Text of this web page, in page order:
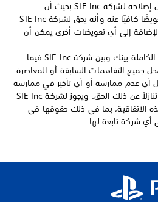
الاتفاقية سيسبب ضررًا لا يمكن إصلاحه لشركة SIE Inc بحيث أن
التعويضات المالية لن تكون تعويضًا كافيًا عنه وأنه يحق لشركة SIE Inc
إلى أي تعويضات أخرى يمكن أن
هذه الاتفاقية تشكل الاتفاقية الكاملة بينك وبين شركة SIE Inc فيما
جميع التفاهمات السابقة أو المعاصرة
أي عدم ممارسة أو أي تأخير في ممارسة
أي حق بموجب هذه الاتفاقية تنازلاً عن ذلك الحق. ويجوز لشركة SIE Inc
الاتفاقية، بما في ذلك حقوقها في
أي شركة تابعة لها.